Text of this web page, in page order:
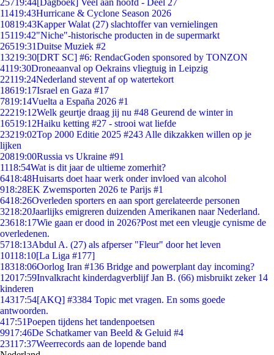
25719:44[Dagboek] Veel aan hoofd - Deel 27
11419:43Hurricane & Cyclone Season 2026
10819:43Kapper Walat (27) slachtoffer van vernielingen
15119:42"Niche"-historische producten in de supermarkt
26519:31Duitse Muziek #2
13219:30[DRT SC] #6: RendacGoden sponsored by TONZON
4119:30Droneaanval op Oekrains vliegtuig in Leipzig
22119:24Nederland stevent af op watertekort
18619:17Israel en Gaza #17
7819:14Vuelta a España 2026 #1
22219:12Welk geurtje draag jij nu #48 Geurend de winter in
16519:12Haiku ketting #27 - strooi wat liefde
23219:02Top 2000 Editie 2025 #243 Alle dikzakken willen op je
lijken
20819:00Russia vs Ukraine #91
1118:54Wat is dit jaar de ultieme zomerhit?
6418:48Huisarts doet haar werk onder invloed van alcohol
918:28EK Zwemsporten 2026 te Parijs #1
6418:26Overleden sporters en aan sport gerelateerde personen
3218:20Jaarlijks emigreren duizenden Amerikanen naar Nederland.
23618:17Wie gaan er dood in 2026?Post met een vleugje cynisme de
overledenen.
5718:13Abdul A. (27) als afperser "Fleur" door het leven
10118:10[La Liga #177]
18318:06Oorlog Iran #136 Bridge and powerplant day incoming?
12017:59Invalkracht kinderdagverblijf Jan B. (66) misbruikt zeker 14
kinderen
14317:54[AKQ] #3384 Topic met vragen. En soms goede
antwoorden.
417:51Poepen tijdens het tandenpoetsen
9917:46De Schatkamer van Beeld & Geluid #4
23117:37Weerrecords aan de lopende band